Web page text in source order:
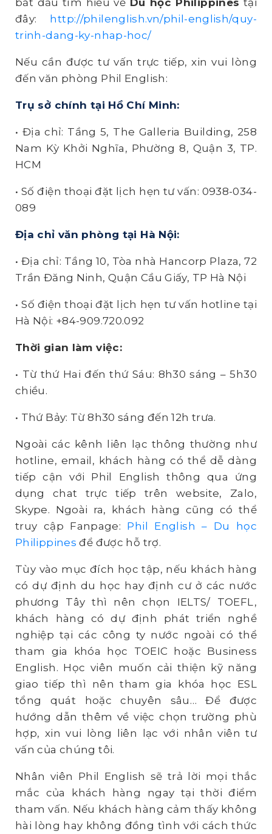
bắt đầu tìm hiểu về Du học Philippines tại
đây:
http://philenglish.vn/phil-english/quy-
trinh-dang-ky-nhap-hoc/
Nếu cần được tư vấn trực tiếp, xin vui lòng
đến văn phòng Phil English:
Trụ sở chính tại Hồ Chí Minh:
• Địa chỉ: Tầng 5, The Galleria Building, 258
Nam Kỳ Khởi Nghĩa, Phường 8, Quận 3, TP.
HCM
• Số điện thoại đặt lịch hẹn tư vấn: 0938-034-
089
Địa chỉ văn phòng tại Hà Nội:
• Địa chỉ: Tầng 10, Tòa nhà Hancorp Plaza, 72
Trần Đăng Ninh, Quận Cầu Giấy, TP Hà Nội
• Số điện thoại đặt lịch hẹn tư vấn hotline tại
Hà Nội: +84-909.720.092
Thời gian làm việc:
• Từ thứ Hai đến thứ Sáu: 8h30 sáng – 5h30
chiều.
• Thứ Bảy: Từ 8h30 sáng đến 12h trưa.
Ngoài các kênh liên lạc thông thường như
hotline, email, khách hàng có thể dễ dàng
tiếp cận với Phil English thông qua ứng
dụng chat trực tiếp trên website, Zalo,
Skype. Ngoài ra, khách hàng cũng có thể
truy cập Fanpage: Phil English – Du học
Philippines để được hỗ trợ.
Tùy vào mục đích học tập, nếu khách hàng
có dự định du học hay định cư ở các nước
phương Tây thì nên chọn IELTS/ TOEFL,
khách hàng có dự định phát triển nghề
nghiệp tại các công ty nước ngoài có thể
tham gia khóa học TOEIC hoặc Business
English. Học viên muốn cải thiện kỹ năng
giao tiếp thì nên tham gia khóa học ESL
tổng quát hoặc chuyên sâu… Để được
hướng dẫn thêm về việc chọn trường phù
hợp, xin vui lòng liên lạc với nhân viên tư
vấn của chúng tôi.
Nhân viên Phil English sẽ trả lời mọi thắc
mắc của khách hàng ngay tại thời điểm
tham vấn. Nếu khách hàng cảm thấy không
hài lòng hay không đồng tình với cách thức